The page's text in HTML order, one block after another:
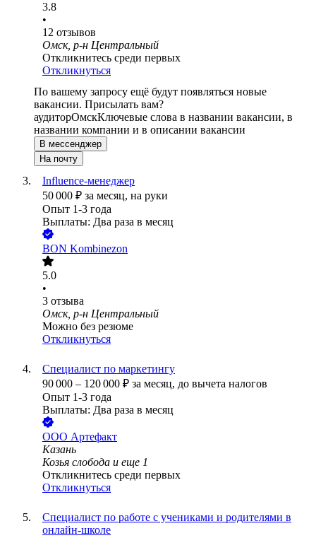
3.8
•
12 отзывов
Омск, р-н Центральный
Откликнитесь среди первых
Откликнуться
По вашему запросу ещё будут появляться новые
вакансии. Присылать вам?
аудиторОмскКлючевые слова в названии вакансии, в
названии компании и в описании вакансии
В мессенджер
На почту
Influence-менеджер
50 000 ₽ за месяц, на руки
Опыт 1-3 года
Выплаты: Два раза в месяц
BON Kombinezon
5.0
•
3 отзыва
Омск, р-н Центральный
Можно без резюме
Откликнуться
Специалист по маркетингу
90 000 – 120 000 ₽ за месяц, до вычета налогов
Опыт 1-3 года
Выплаты: Два раза в месяц
ООО Артефакт
Казань
Козья слобода и еще 1
Откликнитесь среди первых
Откликнуться
Специалист по работе с учениками и родителями в
онлайн-школе